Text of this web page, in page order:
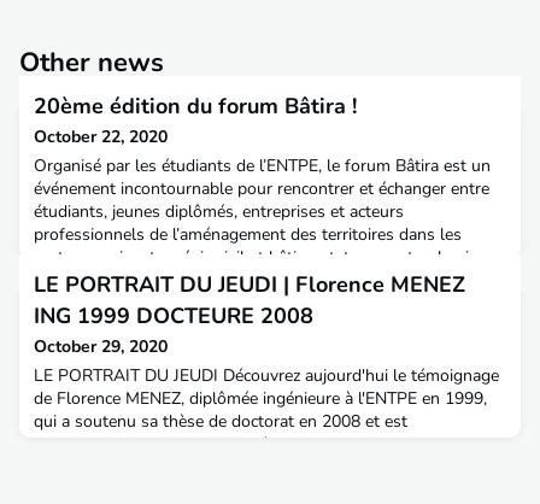
Other news
20ème édition du forum Bâtira !
October 22, 2020
Organisé par les étudiants de l’ENTPE, le forum Bâtira est un
événement incontournable pour rencontrer et échanger entre
étudiants, jeunes diplômés, entreprises et acteurs
professionnels de l’aménagement des territoires dans les
secteurs suivants: génie civil et bâtiment, transport, urbanisme
et environnement. Le forum se tient avec le soutient de
l'ENTPE, de l'AITPE et de nombreux partenaires pub
LE PORTRAIT DU JEUDI | Florence MENEZ
ING 1999 DOCTEURE 2008
October 29, 2020
LE PORTRAIT DU JEUDI Découvrez aujourd'hui le témoignage
de Florence MENEZ, diplômée ingénieure à l'ENTPE en 1999,
qui a soutenu sa thèse de doctorat en 2008 et est
actuellement Directrice des opérations chez Urbanics.Sujet de